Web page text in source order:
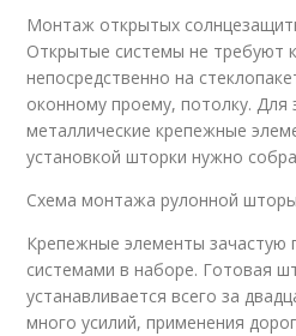
Монтаж открытых
Открытые системы не требуют
непосредственно на
оконному проему, потолку. Для
металлические крепежные
установкой шторки нужно
Схема монтажа рулонной
Крепежные элементы зачастую
системами в наборе. Готовая
устанавливается всего за
много усилий, применения